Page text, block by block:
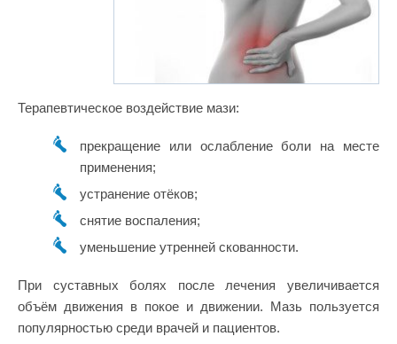
Терапевтическое воздействие мази:
прекращение или ослабление боли на месте
применения;
устранение отёков;
снятие воспаления;
уменьшение утренней скованности.
При суставных болях после лечения увеличивается
объём движения в покое и движении. Мазь пользуется
популярностью среди врачей и пациентов.